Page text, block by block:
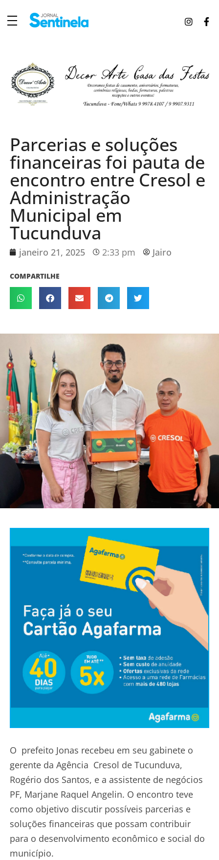
Parcerias e soluções
financeiras foi pauta de
encontro entre Cresol e
Administração
Municipal em
Tucunduva
janeiro 21, 2025 2:33 pm Jairo
COMPARTILHE
O prefeito Jonas recebeu em seu gabinete o
gerente da Agência Cresol de Tucunduva,
Rogério dos Santos, e a assistente de negócios
PF, Marjane Raquel Angelin. O encontro teve
como objetivo discutir possíveis parcerias e
soluções financeiras que possam contribuir
para o desenvolvimento econômico e social do
município.